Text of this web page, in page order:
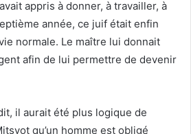
appris à donner, à travailler, à
année, ce juif était enfin
normale. Le maître lui donnait
afin de lui permettre de devenir
il aurait été plus logique de
qu’un homme est obligé